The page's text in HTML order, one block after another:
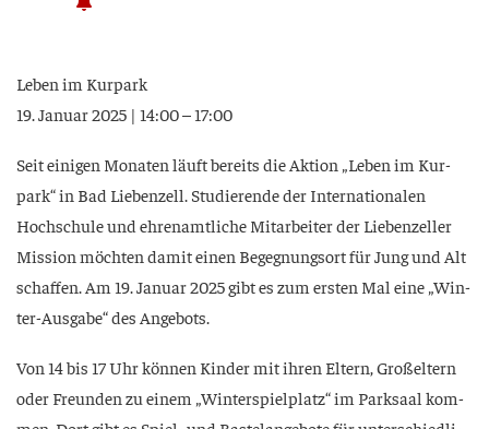
Leben im Kurpark
19. Janu­ar 2025 | 14:00 – 17:00
Seit eini­gen Mona­ten läuft bereits die Akti­on „Leben im Kur­
park“ in Bad Lie­ben­zell. Stu­die­ren­de der Inter­na­tio­na­len
Hoch­schu­le und ehren­amt­li­che Mit­ar­bei­ter der Lie­ben­zel­ler
Mis­si­on möch­ten damit einen Begeg­nungs­ort für Jung und Alt
schaf­fen. Am 19. Janu­ar 2025 gibt es zum ers­ten Mal eine „Win­
ter-Aus­ga­be“ des Angebots.
Von 14 bis 17 Uhr kön­nen Kin­der mit ihren Eltern, Groß­el­tern
oder Freun­den zu einem „Win­ter­spiel­platz“ im Park­saal kom­